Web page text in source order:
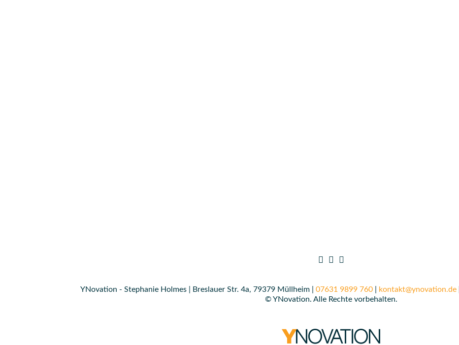
YNovation - Stephanie Holmes | Breslauer Str. 4a, 79379 Müllheim | 07631 9899 760| kontakt@ynovation.de|
© YNovation. Alle Rechte vorbehalten.